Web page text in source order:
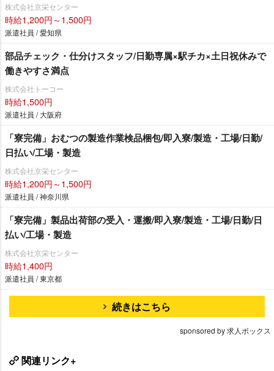
株式会社京栄センター
時給1,200円～1,500円
派遣社員 / 愛知県
部品チェック・仕分けスタッフ/日勤専属×駅チカ×土日祝休みで
働きやすさ満点
株式会社トーコー
時給1,500円
派遣社員 / 大阪府
「寮完備」おむつの製造作業検品梱包/即入寮/製造・工場/日勤/
日払い/工場・製造
株式会社京栄センター
時給1,200円～1,500円
派遣社員 / 神奈川県
「寮完備」製品出荷部の受入・運搬/即入寮/製造・工場/日勤/日
払い/工場・製造
株式会社京栄センター
時給1,400円
派遣社員 / 東京都
続きはこちら
sponsored by 求人ボックス
関連リンク+